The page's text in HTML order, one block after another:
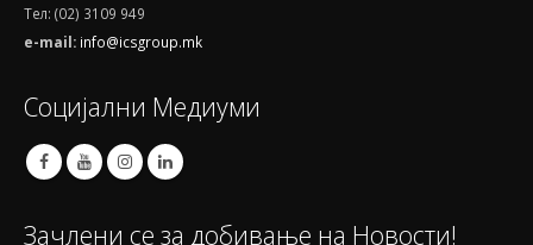
Тел: (02) 3109 949
e-mail: info@icsgroup.mk
Социјални Медиуми
Зачлени се за добивање на Новости!